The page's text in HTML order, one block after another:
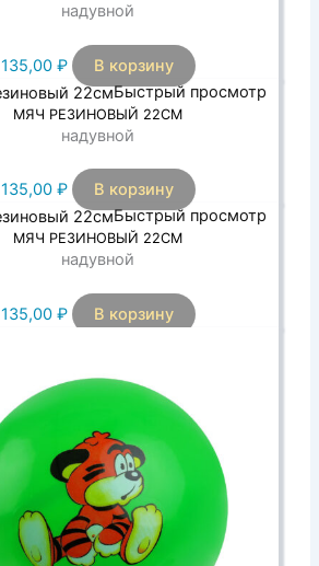
надувной
135,00 ₽
В корзину
Быстрый просмотр
МЯЧ РЕЗИНОВЫЙ 22СМ
надувной
135,00 ₽
В корзину
Быстрый просмотр
МЯЧ РЕЗИНОВЫЙ 22СМ
надувной
135,00 ₽ В корзину